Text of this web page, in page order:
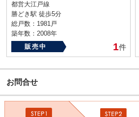
都営大江戸線
勝どき駅 徒歩5分
総戸数：1981戸
築年数：2008年
販売中
1件
お問合せ